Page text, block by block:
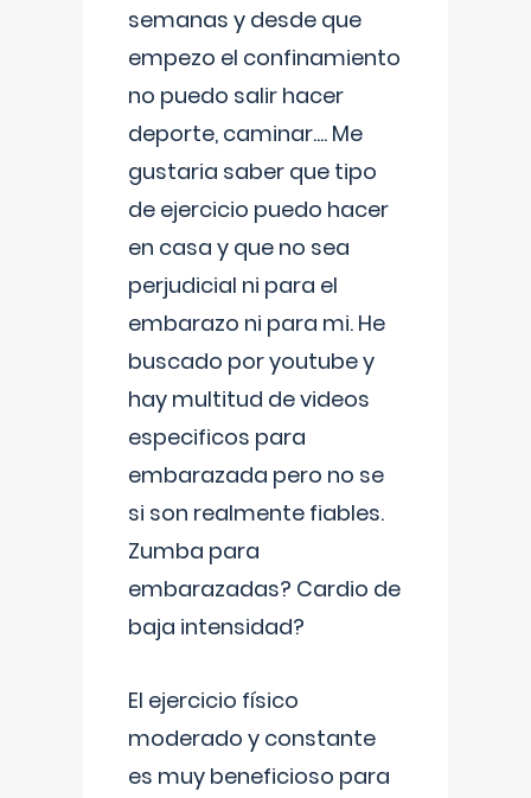
semanas y desde que
empezo el confinamiento
no puedo salir hacer
deporte, caminar.... Me
gustaria saber que tipo
de ejercicio puedo hacer
en casa y que no sea
perjudicial ni para el
embarazo ni para mi. He
buscado por youtube y
hay multitud de videos
especificos para
embarazada pero no se
si son realmente fiables.
Zumba para
embarazadas? Cardio de
baja intensidad?
El ejercicio físico
moderado y constante
es muy beneficioso para